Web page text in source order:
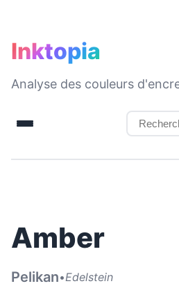
Inktopia
Analyse des couleurs
Amber
Pelikan•Edelstein